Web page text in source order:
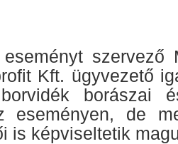
szervező
Kft. ügyvezető
borászai
eseményen, de
is képviseltetik